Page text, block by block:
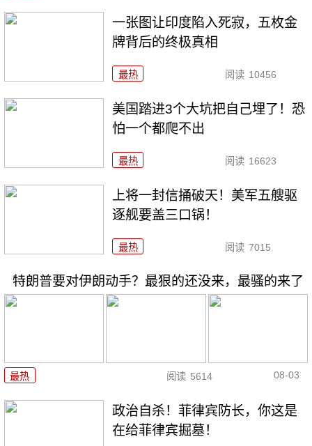
一张图让印度陷入死寂，五枚金
牌背后的终极真相
最热 阅读 10456
美国踏进3个大坑把自己埋了！恐
怕一个都爬不出
最热 阅读 16623
上将一封信捅破天！美军五艘驱
逐舰要盖三口锅！
最热 阅读 7015
特朗普要对伊朗动手？最狠的还没来，最骚的来了
最热 阅读 5614 08-03
政治自杀！菲律宾防长，你这是
在给菲律宾掘墓！